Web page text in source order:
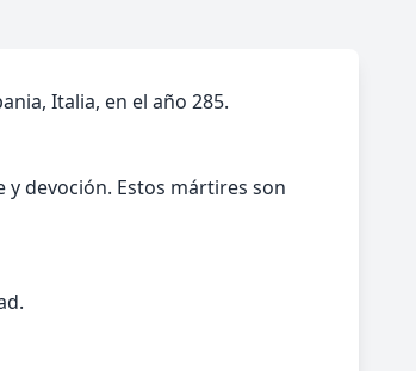
Italia, en el año 285.
devoción. Estos mártires son